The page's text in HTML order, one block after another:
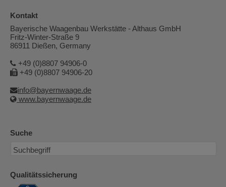
Kontakt
Bayerische Waagenbau Werkstätte - Althaus GmbH
Fritz-Winter-Straße 9
86911 Dießen, Germany
+49 (0)8807 94906-0
+49 (0)8807 94906-20
info@bayernwaage.de
www.bayernwaage.de
Suche
Qualitätssicherung